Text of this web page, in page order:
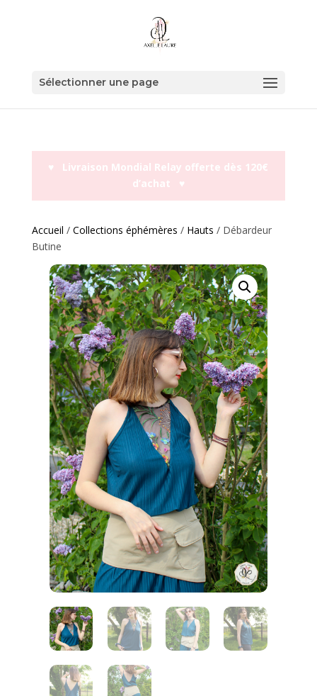
Sélectionner une page
♥︎ Livraison Mondial Relay offerte dès 120€
d’achat ♥︎
Accueil / Collections éphémères / Hauts / Débardeur
Butine